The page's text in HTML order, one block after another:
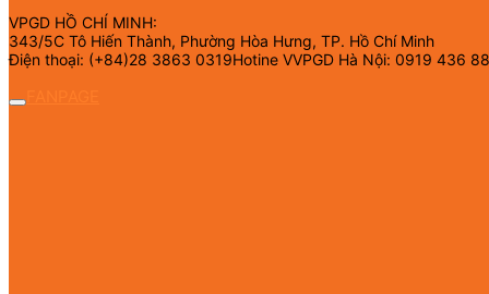
VPGD HỒ CHÍ MINH:
343/5C Tô Hiến Thành, Phường Hòa Hưng, TP. Hồ Chí Minh
Điện thoại: (+84)28 3863 0319Hotine VVPGD Hà Nội: 0919 436